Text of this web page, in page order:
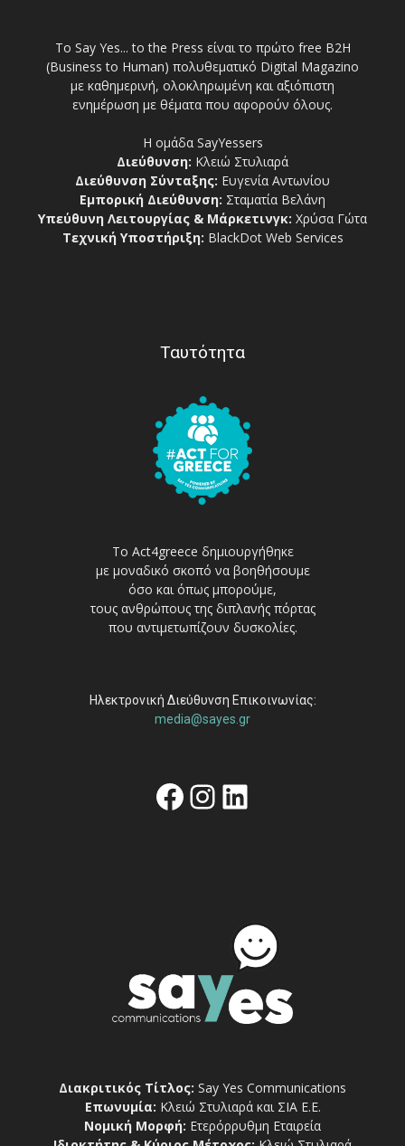
Το Say Yes... to the Press είναι το πρώτο free Β2Η
(Business to Human) πολυθεματικό Digital Magazino
με καθημερινή, ολοκληρωμένη και αξιόπιστη
ενημέρωση με θέματα που αφορούν όλους.
Η ομάδα SayYessers
Διεύθυνση: Κλειώ Στυλιαρά
Διεύθυνση Σύνταξης: Ευγενία Αντωνίου
Εμπορική Διεύθυνση: Σταματία Βελάνη
Υπεύθυνη Λειτουργίας & Μάρκετινγκ: Χρύσα Γώτα
Τεχνική Υποστήριξη: BlackDot Web Services
Ταυτότητα
Το Act4greece δημιουργήθηκε
με μοναδικό σκοπό να βοηθήσουμε
όσο και όπως μπορούμε,
τους ανθρώπους της διπλανής πόρτας
που αντιμετωπίζουν δυσκολίες.
Ηλεκτρονική Διεύθυνση Επικοινωνίας:
media@sayes.gr
Facebook
Instagram
Linkedin
Διακριτικός Τίτλος: Say Yes Communications
Επωνυμία: Κλειώ Στυλιαρά και ΣΙΑ Ε.Ε.
Νομική Μορφή: Ετερόρρυθμη Εταιρεία